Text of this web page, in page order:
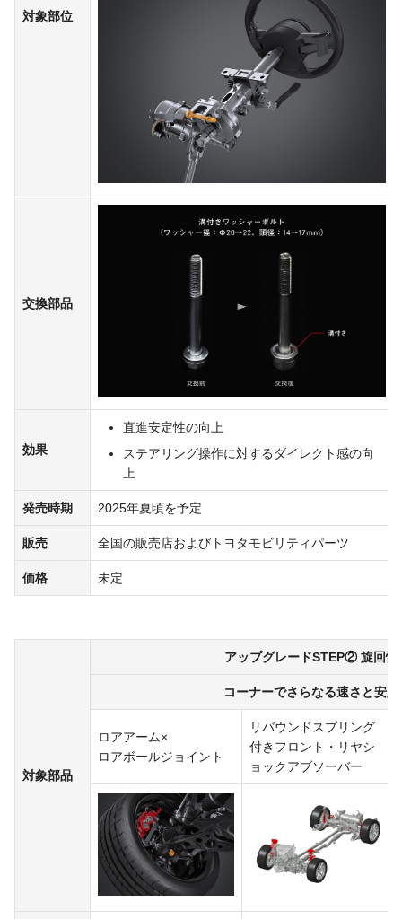
対象部位
交換部品
効果
直進安定性の向上
ステアリング操作に対するダイレクト感の向
上
発売時期 2025年夏頃を予定
販売 全国の販売店およびトヨタモビリティパーツ
価格 未定
対象部品
アップグレードSTEP② 旋回
コーナーでさらなる速さと安
ロアアーム×
ロアボールジョイント
リバウンドスプリング
付きフロント・リヤシ
ョックアブソーバー